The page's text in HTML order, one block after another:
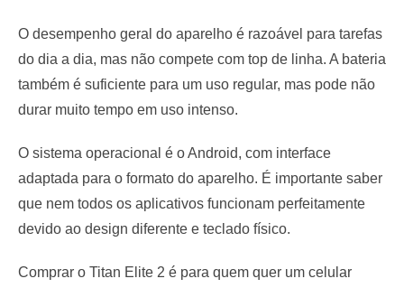
O desempenho geral do aparelho é razoável para tarefas
do dia a dia, mas não compete com top de linha. A bateria
também é suficiente para um uso regular, mas pode não
durar muito tempo em uso intenso.
O sistema operacional é o Android, com interface
adaptada para o formato do aparelho. É importante saber
que nem todos os aplicativos funcionam perfeitamente
devido ao design diferente e teclado físico.
Comprar o Titan Elite 2 é para quem quer um celular